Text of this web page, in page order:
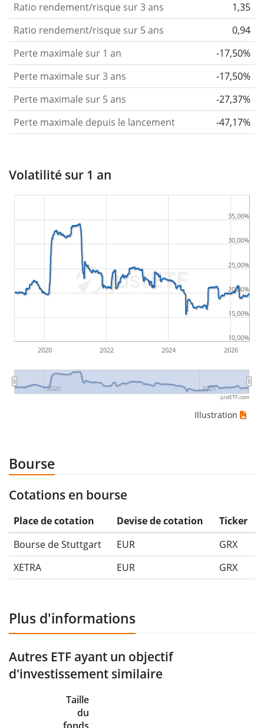
Ratio rendement/risque sur 3 ans
1,35
Ratio rendement/risque sur 5 ans
0,94
Perte maximale sur 1 an
-17,50%
Perte maximale sur 3 ans
-17,50%
Perte maximale sur 5 ans
-27,37%
Perte maximale depuis le lancement
-47,17%
Volatilité sur 1 an
2020 2022 2024 2026
2020 2025
10,00%
15,00%
20,00%
25,00%
30,00%
35,00%
justETF.com
Illustration
Bourse
Cotations en bourse
Place de cotation Devise de cotation
Ticker
Bourse de Stuttgart
EUR
GRX
XETRA
EUR GRX
Plus d'informations
Autres ETF ayant un objectif
d'investissement similaire
Taille
du